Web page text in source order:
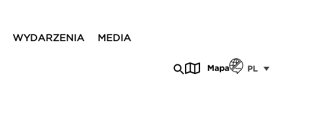
WYDARZENIA MEDIA
Mapa PL